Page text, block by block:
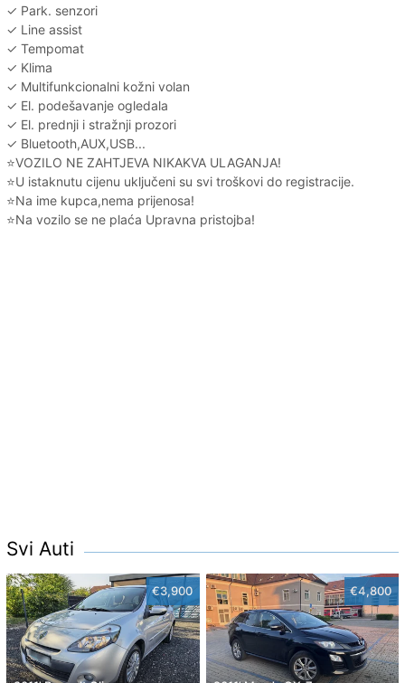
✓ Park. senzori
✓ Line assist
✓ Tempomat
✓ Klima
✓ Multifunkcionalni kožni volan
✓ El. podešavanje ogledala
✓ El. prednji i stražnji prozori
✓ Bluetooth,AUX,USB...
⭐️VOZILO NE ZAHTJEVA NIKAKVA ULAGANJA!
⭐️U istaknutu cijenu uključeni su svi troškovi do registracije.
⭐️Na ime kupca,nema prijenosa!
⭐️Na vozilo se ne plaća Upravna pristojba!
Svi Auti
€3,900 €4,800